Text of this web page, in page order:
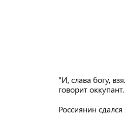
"И, слава богу,
говорит оккупант.
Россиянин